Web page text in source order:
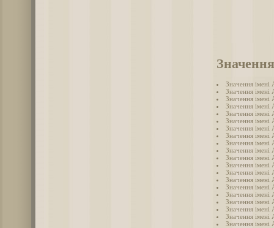
Значення імені
Значення імені
Значення імені
Значення імені
Значення імені
Значення імені
Значення імені
Значення імені
Значення імені
Значення імені
Значення імені
Значення імені
Значення імені
Значення імені
Значення імені
Значення імені
Значення імені
Значення імені
Значення імені
Значення імені